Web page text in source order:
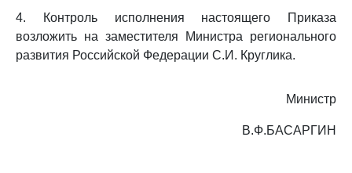
4. Контроль исполнения настоящего Приказа
возложить на заместителя Министра регионального
развития Российской Федерации С.И. Круглика.
Министр
В.Ф.БАСАРГИН